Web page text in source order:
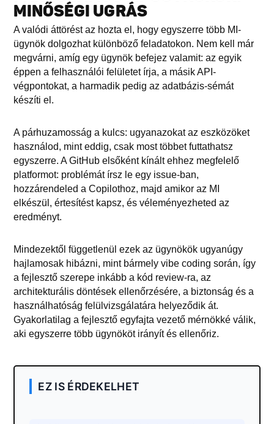
MINŐSÉGI UGRÁS
A valódi áttörést az hozta el, hogy egyszerre több MI-
ügynök dolgozhat különböző feladatokon. Nem kell már
megvárni, amíg egy ügynök befejez valamit: az egyik
éppen a felhasználói felületet írja, a másik API-
végpontokat, a harmadik pedig az adatbázis-sémát
készíti el.
A párhuzamosság a kulcs: ugyanazokat az eszközöket
használod, mint eddig, csak most többet futtathatsz
egyszerre. A GitHub elsőként kínált ehhez megfelelő
platformot: problémát írsz le egy issue-ban,
hozzárendeled a Copilothoz, majd amikor az MI
elkészül, értesítést kapsz, és véleményezheted az
eredményt.
Mindezektől függetlenül ezek az ügynökök ugyanúgy
hajlamosak hibázni, mint bármely vibe coding során, így
a fejlesztő szerepe inkább a kód review-ra, az
architekturális döntések ellenőrzésére, a biztonság és a
használhatóság felülvizsgálatára helyeződik át.
Gyakorlatilag a fejlesztő egyfajta vezető mérnökké válik,
aki egyszerre több ügynököt irányít és ellenőriz.
EZ IS ÉRDEKELHET